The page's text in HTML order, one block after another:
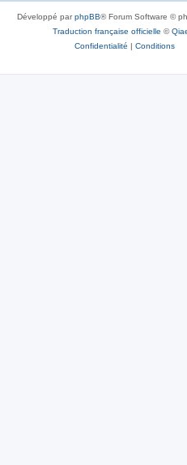
Développé parphpBB® Forum Software ©
Traduction française officielle ©
Confidentialité | Conditions